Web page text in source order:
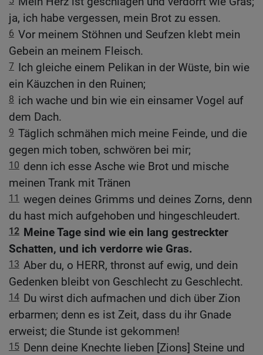
ja, ich habe vergessen, mein Brot zu essen.
6 Vor meinem Stöhnen und Seufzen klebt mein
Gebein an meinem Fleisch.
7 Ich gleiche einem Pelikan in der Wüste, bin wie
ein Käuzchen in den Ruinen;
8 ich wache und bin wie ein einsamer Vogel auf
dem Dach.
9 Täglich schmähen mich meine Feinde, und die
gegen mich toben, schwören bei mir;
10 denn ich esse Asche wie Brot und mische
meinen Trank mit Tränen
11 wegen deines Grimms und deines Zorns, denn
du hast mich aufgehoben und hingeschleudert.
12 Meine Tage sind wie ein lang gestreckter
Schatten, und ich verdorre wie Gras.
13 Aber du, o HERR, thronst auf ewig, und dein
Gedenken bleibt von Geschlecht zu Geschlecht.
14 Du wirst dich aufmachen und dich über Zion
erbarmen; denn es ist Zeit, dass du ihr Gnade
erweist; die Stunde ist gekommen!
15 Denn deine Knechte lieben [Zions] Steine und